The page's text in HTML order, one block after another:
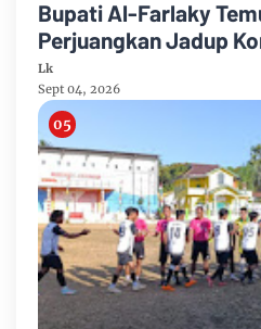
Bupati Al-Farlaky
Perjuangkan Jadup
Timur
Lk
Sept 04, 2026